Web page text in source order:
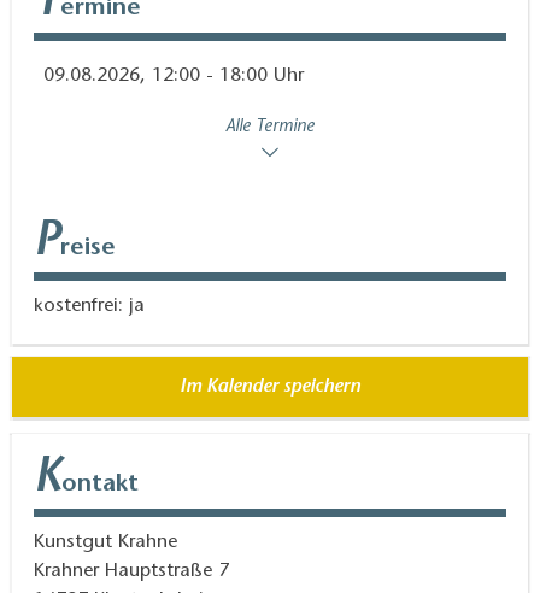
ermine
09.08.2026, 12:00 - 18:00 Uhr
Alle Termine
Preise
kostenfrei: ja
Im Kalender speichern
Kontakt
Kunstgut Krahne
Krahner Hauptstraße 7